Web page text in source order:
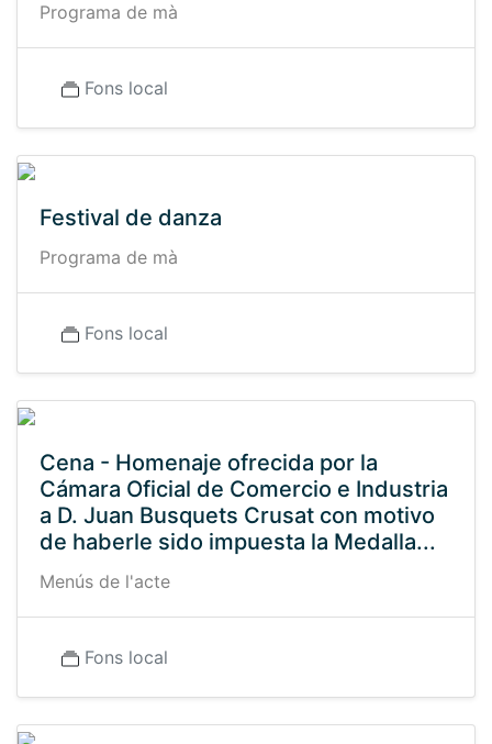
Programa de mà
Fons local
Festival de danza
Programa de mà
Fons local
Cena - Homenaje ofrecida por la
Cámara Oficial de Comercio e Industria
a D. Juan Busquets Crusat con motivo
de haberle sido impuesta la Medalla...
Menús de l'acte
Fons local